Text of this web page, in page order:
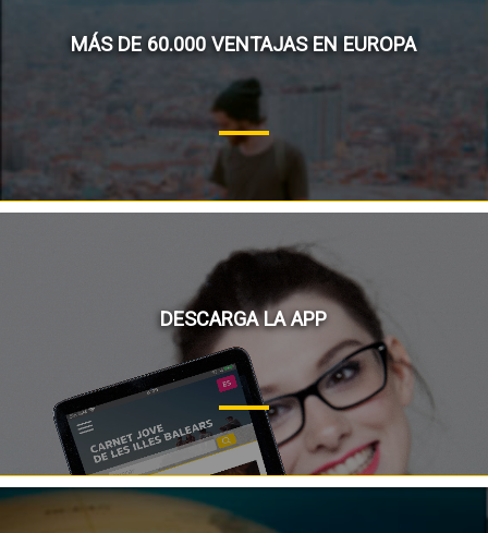
MÁS DE 60.000 VENTAJAS EN EUROPA
DESCARGA LA APP